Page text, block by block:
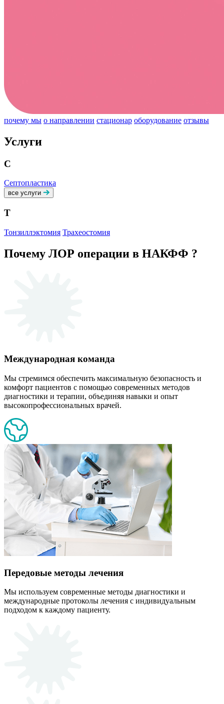
почему мы о направлении стационар оборудование отзывы
Услуги
С
Септопластика
все услуги
Т
Тонзиллэктомия Трахеостомия
Почему ЛОР операции в НАКФФ ?
Международная команда
Мы стремимся обеспечить максимальную безопасность и
комфорт пациентов с помощью современных методов
диагностики и терапии, объединяя навыки и опыт
высокопрофессиональных врачей.
Передовые методы лечения
Мы используем современные методы диагностики и
международные протоколы лечения с индивидуальным
подходом к каждому пациенту.